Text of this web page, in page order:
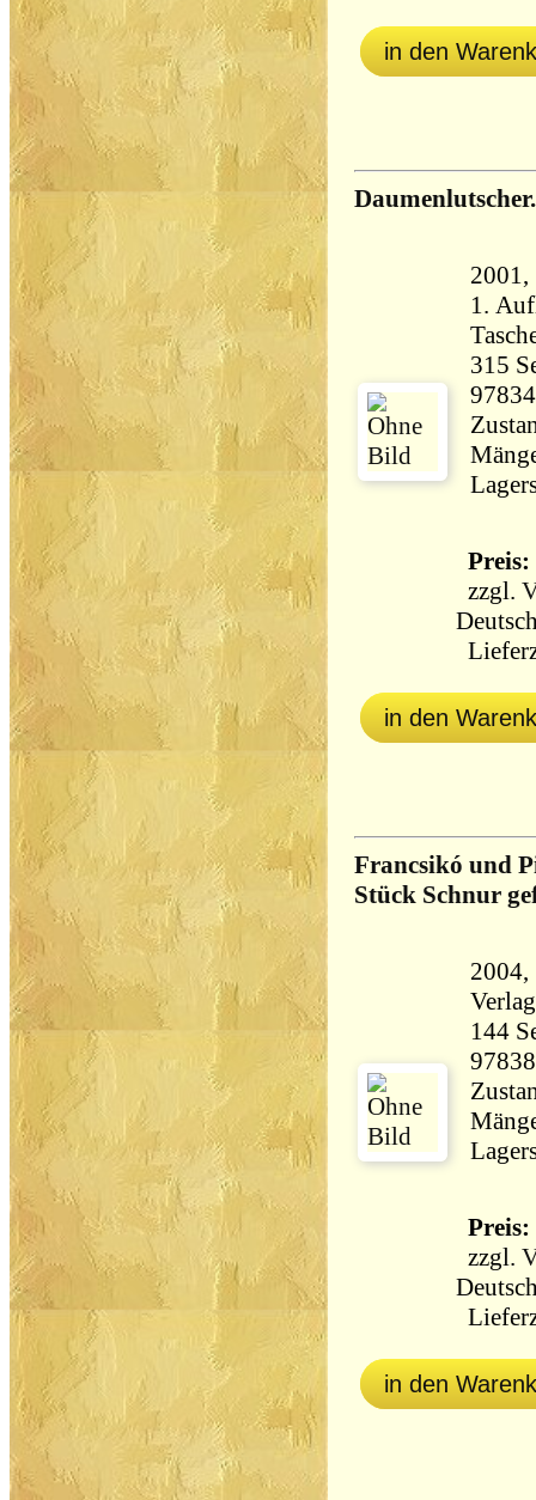
in den
Daumenlutscher.
1.
315 Seiten
Preis:
zzgl.
in den
Francsikó und
Stück Schnur
2004,
144 Seiten
Preis:
zzgl.
in den